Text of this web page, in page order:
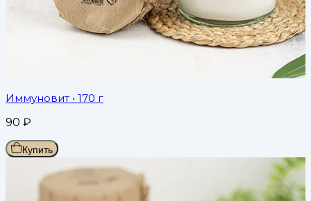
Иммуновит • 170 г
90 ₽
Купить